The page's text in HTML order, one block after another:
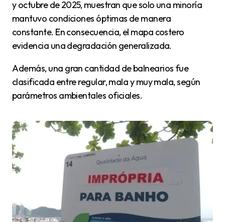
y octubre de 2025, muestran que solo una minoría
mantuvo condiciones óptimas de manera
constante. En consecuencia, el mapa costero
evidencia una degradación generalizada.
Además, una gran cantidad de balnearios fue
clasificada entre regular, mala y muy mala, según
parámetros ambientales oficiales.